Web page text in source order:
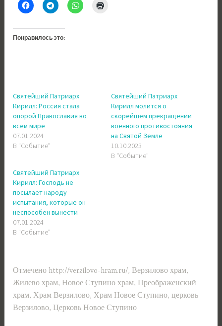
Понравилось это:
Святейший Патриарх
Кирилл: Россия стала
опорой Православия во
всем мире
07.01.2024
В "Событие"
Святейший Патриарх
Кирилл молится о
скорейшем прекращении
военного противостояния
на Святой Земле
10.10.2023
В "Событие"
Святейший Патриарх
Кирилл: Господь не
посылает народу
испытания, которые он
неспособен вынести
07.01.2024
В "Событие"
Отмечено http://verzilovo-hram.ru/, Верзилово храм,
Жилево храм, Новое Ступино храм, Преображенский
храм,Храм Верзилово,Храм Новое Ступино,церковь
Верзилово, Церковь Новое Ступино